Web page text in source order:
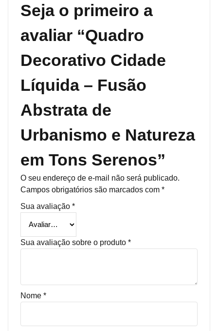
Seja o primeiro a
avaliar “Quadro
Decorativo Cidade
Líquida – Fusão
Abstrata de
Urbanismo e Natureza
em Tons Serenos”
O seu endereço de e-mail não será publicado.
Campos obrigatórios são marcados com *
Sua avaliação *
Sua avaliação sobre o produto *
Nome *